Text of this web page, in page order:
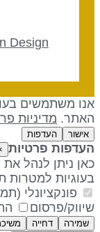
Design
משתמשים
מדיניות
אישור העדפות
פרטיות ×
ניתן לנהל את
למטרות
פונקציונלי
פרסום
שמירה דחייה